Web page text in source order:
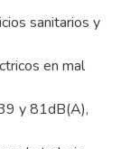
sanitarios y
en mal
y 81dB(A),